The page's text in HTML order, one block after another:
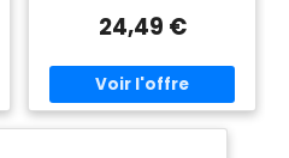
robe droite.: Les
patrons de base sur
et confection.
24,49 €